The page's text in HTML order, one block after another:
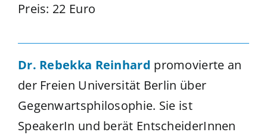
Preis: 22 Euro
Dr. Rebekka Reinhard promovierte an
der Freien Universität Berlin über
Gegenwartsphilosophie. Sie ist
SpeakerIn und berät EntscheiderInnen